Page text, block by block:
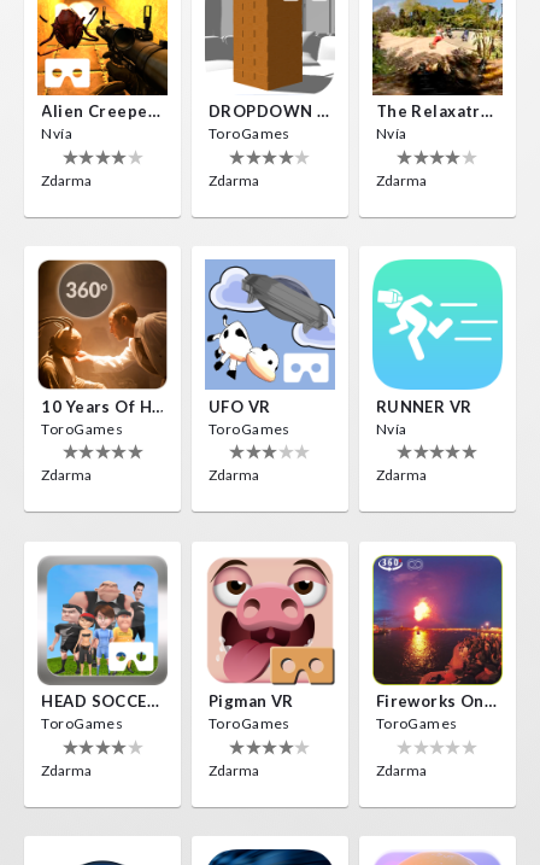
Alien Creepers VR
Nvía
Zdarma
DROPDOWN VR
ToroGames
Zdarma
The Relaxatron
Nvía
Zdarma
10 Years Of Horror Nights
ToroGames
Zdarma
UFO VR
ToroGames
Zdarma
RUNNER VR
Nvía
Zdarma
HEAD SOCCER VR
ToroGames
Zdarma
Pigman VR
ToroGames
Zdarma
Fireworks On Victory Day
ToroGames
Zdarma